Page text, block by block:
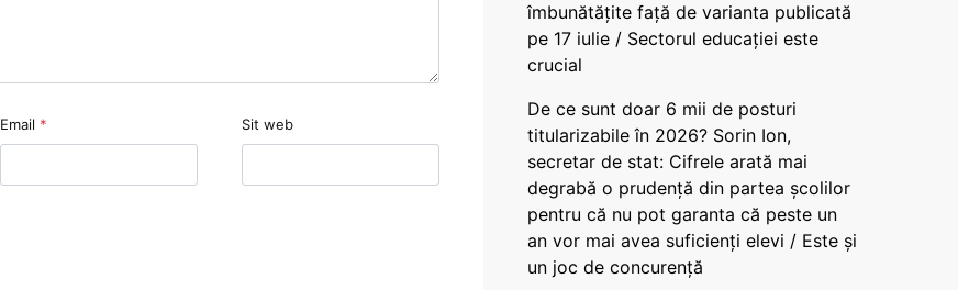
Email * Sit web
îmbunătățite față de varianta publicată
pe 17 iulie / Sectorul educației este
crucial
De ce sunt doar 6 mii de posturi
titularizabile în 2026? Sorin Ion,
secretar de stat: Cifrele arată mai
degrabă o prudență din partea școlilor
pentru că nu pot garanta că peste un
an vor mai avea suficienți elevi / Este și
un joc de concurență